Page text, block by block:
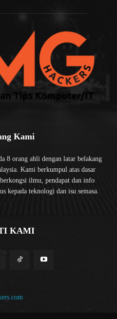
Kami
8 orang ahli dengan latar belakang
Kami berkumpul atas dasar
ilmu, pendapat dan info
kepada teknologi dan isu semasa.
KAMI